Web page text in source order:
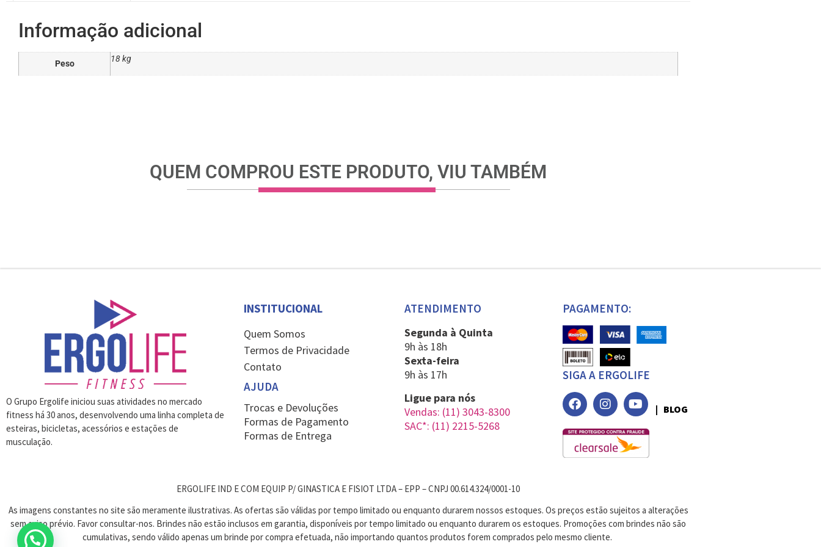
Informação adicional
Peso 18 kg
QUEM COMPROU ESTE PRODUTO, VIU TAMBÉM
O Grupo Ergolife iniciou suas atividades no mercado
fitness há 30 anos, desenvolvendo uma linha completa de
esteiras, bicicletas, acessórios e estações de
musculação.
INSTITUCIONAL
Quem Somos
Termos de Privacidade
Contato
AJUDA
Trocas e Devoluções
Formas de Pagamento
Formas de Entrega
ATENDIMENTO
Segunda à Quinta
9h às 18h
Sexta-feira
9h às 17h
Ligue para nós
Vendas: (11) 3043-8300
SAC*: (11) 2215-5268
PAGAMENTO:
SIGA A ERGOLIFE
| BLOG
ERGOLIFE IND E COM EQUIP P/ GINASTICA E FISIOT LTDA – EPP – CNPJ 00.614.324/0001-10
As imagens constantes no site são meramente ilustrativas. As ofertas são válidas por tempo limitado ou enquanto durarem nossos estoques. Os preços estão sujeitos a alterações
sem aviso prévio. Favor consultar-nos. Brindes não estão inclusos em garantia, disponíveis por tempo limitado ou enquanto durarem os estoques. Promoções com brindes não são
cumulativas, sendo válido apenas um brinde por compra efetuada, não importando quantos produtos forem comprados pelo mesmo cliente.